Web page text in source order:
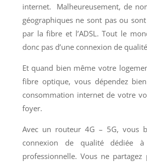
internet. Malheureusement, de
géographiques ne sont pas ou
par la fibre et l’ADSL. Tout le
donc pas d’une connexion de
Et quand bien même votre
fibre optique, vous dépendez
consommation internet de votre
foyer.
Avec un routeur 4G – 5G, vous
connexion de qualité dédiée
professionnelle. Vous ne